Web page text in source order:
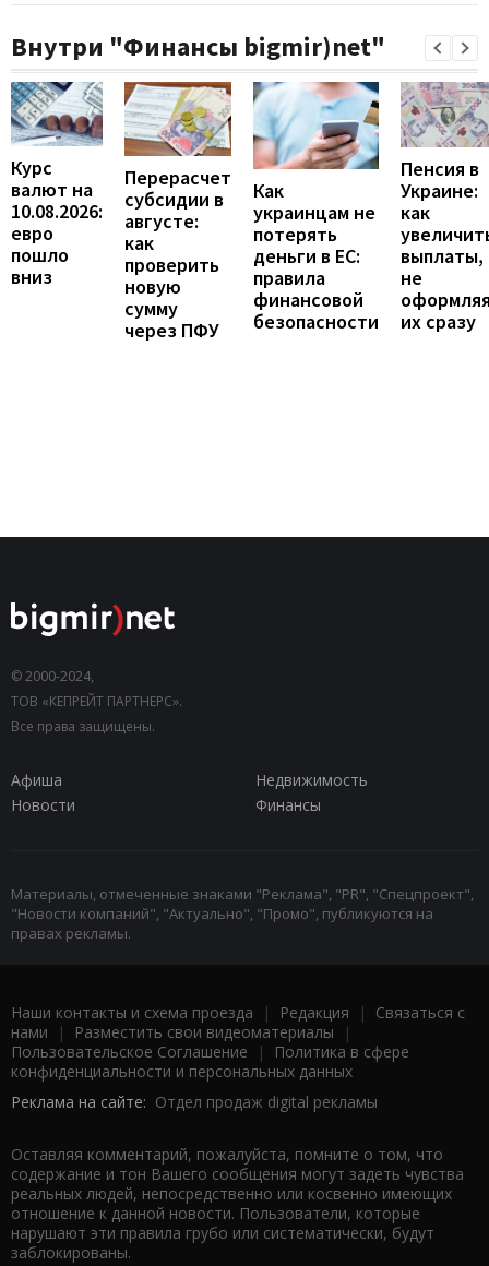
Внутри "Финансы bigmir)net"
Курс
валют на
10.08.2026:
евро
пошло
вниз
Перерасчет
субсидии в
августе:
как
проверить
новую
сумму
через ПФУ
Как
украинцам не
потерять
деньги в ЕС:
правила
финансовой
безопасности
Пенсия в
Украине:
как
выплаты,
не
их сразу
© 2000-2024,
ТОВ «КЕПРЕЙТ ПАРТНЕРС».
Все права защищены.
Афиша
Недвижимость
Новости
Финансы
Материалы, отмеченные знаками "Реклама", "PR", "Спецпроект",
"Новости компаний", "Актуально", "Промо", публикуются на
правах рекламы.
Наши контакты и схема проезда | Редакция | Связаться с
нами | Разместить свои видеоматериалы |
Пользовательское Соглашение |
Политика в сфере
конфиденциальности и персональных данных
Реклама на сайте: Отдел продаж digital рекламы
Оставляя комментарий, пожалуйста, помните о том, что
содержание и тон Вашего сообщения могут задеть чувства
реальных людей, непосредственно или косвенно имеющих
отношение к данной новости. Пользователи, которые
нарушают эти правила грубо или систематически, будут
заблокированы.